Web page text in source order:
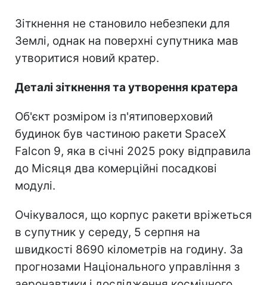
Зіткнення не становило небезпеки для
Землі, однак на поверхні супутника мав
утворитися новий кратер.
Деталі зіткнення та утворення кратера
Об'єкт розміром із п'ятиповерховий
будинок був частиною ракети SpaceX
Falcon 9, яка в січні 2025 року відправила
до Місяця два комерційні посадкові
модулі.
Очікувалося, що корпус ракети вріжеться
в супутник у середу, 5 серпня на
швидкості 8690 кілометрів на годину. За
прогнозами Національного управління з